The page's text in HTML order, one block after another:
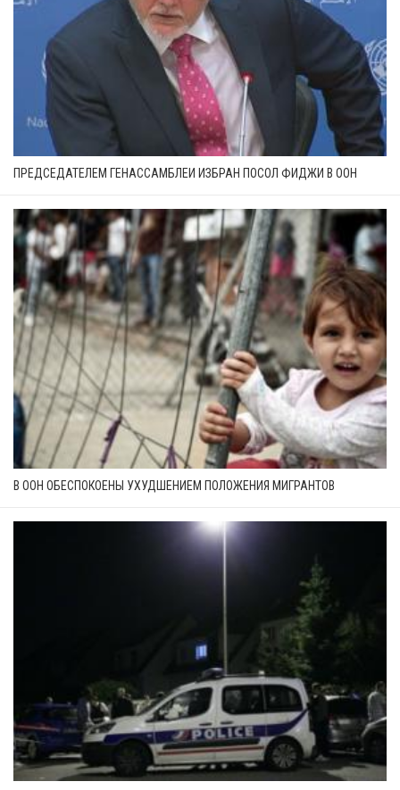
ПРЕДСЕДАТЕЛЕМ ГЕНАССАМБЛЕИ ИЗБРАН ПОСОЛ ФИДЖИ В ООН
В ООН ОБЕСПОКОЕНЫ УХУДШЕНИЕМ ПОЛОЖЕНИЯ МИГРАНТОВ